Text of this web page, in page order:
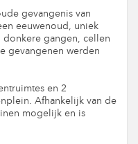
gevangenis van
eeuwenoud, uniek
gangen, cellen
gevangenen werden
en 2
Afhankelijk van de
mogelijk en is